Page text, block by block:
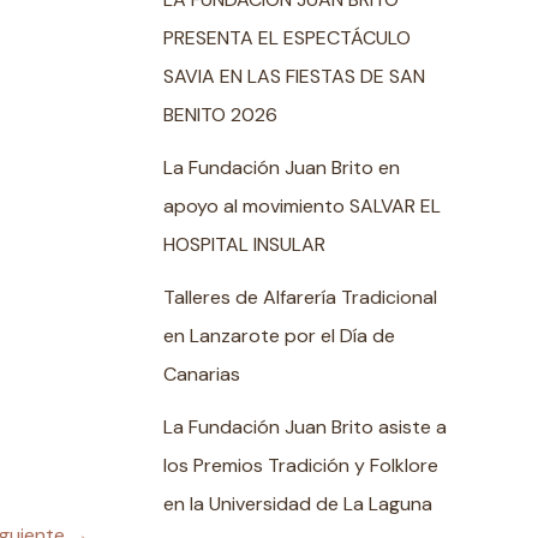
PRESENTA EL ESPECTÁCULO
SAVIA EN LAS FIESTAS DE SAN
BENITO 2026
La Fundación Juan Brito en
apoyo al movimiento SALVAR EL
HOSPITAL INSULAR
Talleres de Alfarería Tradicional
en Lanzarote por el Día de
Canarias
La Fundación Juan Brito asiste a
los Premios Tradición y Folklore
en la Universidad de La Laguna